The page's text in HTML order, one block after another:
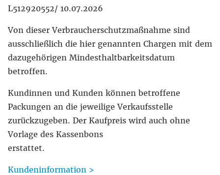
L512920552/ 10.07.2026
Von dieser Verbraucherschutzmaßnahme sind
ausschließlich die hier genannten Chargen mit dem
dazugehörigen Mindesthaltbarkeitsdatum
betroffen.
Kundinnen und Kunden können betroffene
Packungen an die jeweilige Verkaufsstelle
zurückzugeben. Der Kaufpreis wird auch ohne
Vorlage des Kassenbons
erstattet.
Kundeninformation >